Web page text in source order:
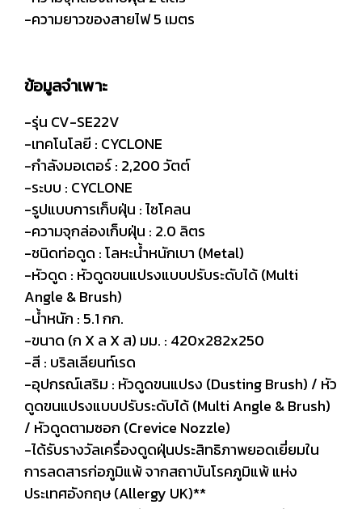
-ความยาวของสายไฟ 5 เมตร
ข้อมูลจำเพาะ
-รุ่น CV-SE22V
-เทคโนโลยี : CYCLONE
-กำลังมอเตอร์ : 2,200 วัตต์
-ระบบ : CYCLONE
-รูปแบบการเก็บฝุ่น : ไซโคลน
-ความจุกล่องเก็บฝุ่น : 2.0 ลิตร
-ชนิดท่อดูด : โลหะน้ำหนักเบา (Metal)
-หัวดูด : หัวดูดขนแปรงแบบปรับระดับได้ (Multi
Angle & Brush)
-น้ำหนัก : 5.1 กก.
-ขนาด (ก X ล X ส) มม. : 420x282x250
-สี : บริลเลียนท์เรด
-อุปกรณ์เสริม : หัวดูดขนแปรง (Dusting Brush) / หัว
ดูดขนแปรงแบบปรับระดับได้ (Multi Angle & Brush)
/ หัวดูดตามซอก (Crevice Nozzle)
-ได้รับรางวัลเครื่องดูดฝุ่นประสิทธิภาพยอดเยี่ยมใน
การลดสารก่อภูมิแพ้ จากสถาบันโรคภูมิแพ้ แห่ง
ประเทศอังกฤษ (Allergy UK)**